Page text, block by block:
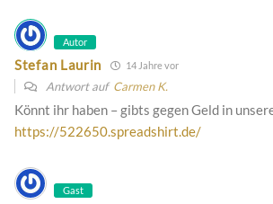
Autor
Stefan Laurin 14 Jahre vor
Antwort auf Carmen K.
Könnt ihr haben – gibts gegen Geld in
https://522650.spreadshirt.de/
Gast